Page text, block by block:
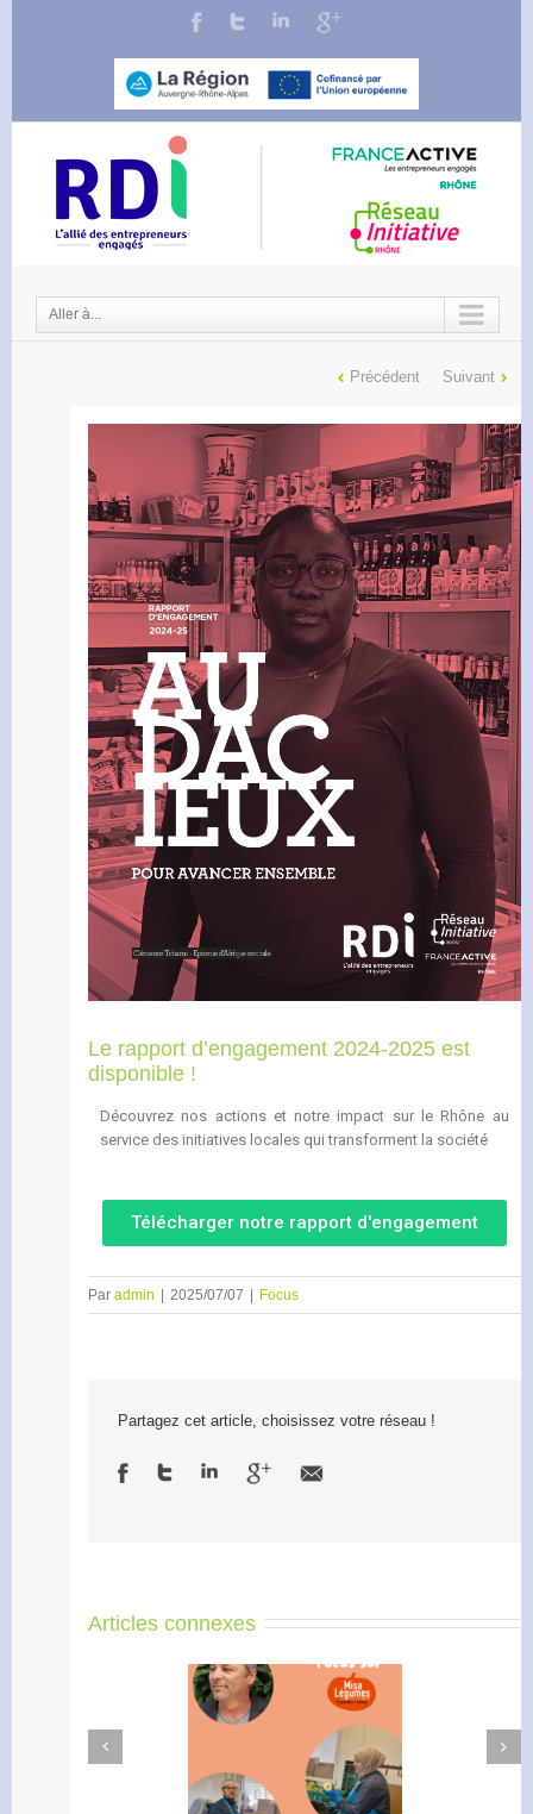
Aller à...
Précédent Suivant
Le rapport d’engagement 2024-2025 est
disponible !
Découvrez nos actions et notre impact sur le Rhône au
service des initiatives locales qui transforment la société
Télécharger notre rapport d'engagement
Par admin | 2025/07/07 | Focus
Partagez cet article, choisissez votre réseau !
Articles connexes
Amiel, entrepreneur
Formation 2O26, les
inscriptions sont ouvertes !
Previous
Next